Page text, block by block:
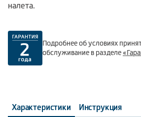
налета.
Подробнее об условиях
обслуживание в разделе
Характеристики Инструкция